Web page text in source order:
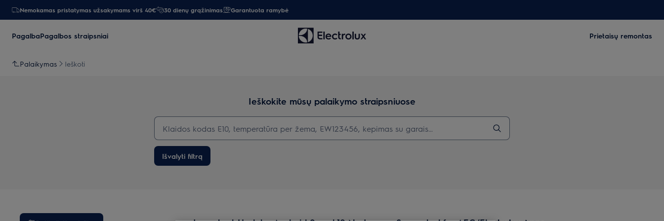
Nemokamas pristatymas užsakymams virš 40€ 30 dienų grąžinimas Garantuota ramybė
PagalbaPagalbos straipsniai Prietaisų remontas
Palaikymas Ieškoti
Ieškokite mūsų palaikymo straipsniuose
Išvalyti filtrą